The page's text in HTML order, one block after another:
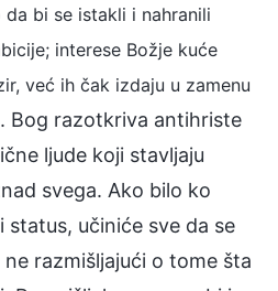
bi se istakli i nahranili
interese Božje kuće
već ih čak izdaju u zamenu
. Bog razotkriva antihriste
ljude koji stavljaju
svega. Ako bilo ko
status, učiniće sve da se
razmišljajući o tome šta